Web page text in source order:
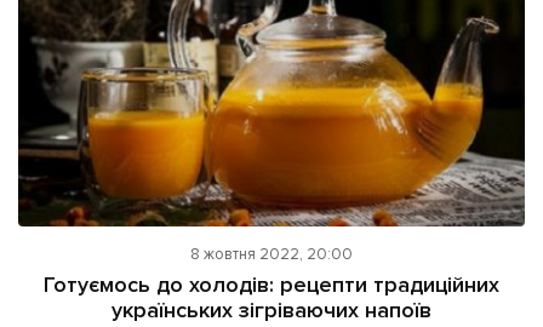
8 жовтня 2022, 20:00
Готуємось до холодів: рецепти традиційних
українських зігріваючих напоїв